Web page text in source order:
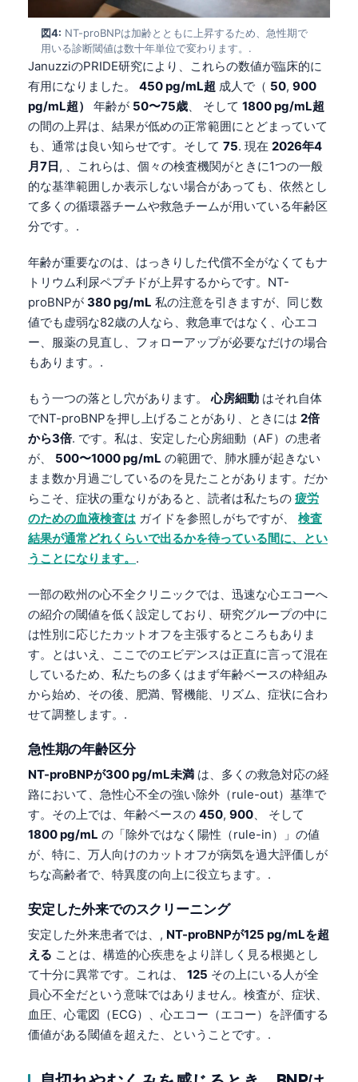
図4: NT-proBNPは加齢とともに上昇するため、急性期で
用いる診断閾値は数十年単位で変わります。.
JanuzziのPRIDE研究により、これらの数値が臨床的に
有用になりました。 450 pg/mL超 成人で（ 50, 900
pg/mL超）
年齢が 50〜75歳、 そして 1800 pg/mL超
の間の上昇は、結果が低めの正常範囲にとどまっていて
も、通常は良い知らせです。そして 75. 現在 2026年4
月7日, 、これらは、個々の検査機関がときに1つの一般
的な基準範囲しか表示しない場合があっても、依然とし
て多くの循環器チームや救急チームが用いている年齢区
分です。.
年齢が重要なのは、はっきりした代償不全がなくてもナ
トリウム利尿ペプチドが上昇するからです。NT-
proBNPが 380 pg/mL 私の注意を引きますが、同じ数
値でも虚弱な82歳の人なら、救急車ではなく、心エコ
ー、服薬の見直し、フォローアップが必要なだけの場合
もあります。.
もう一つの落とし穴があります。心房細動 はそれ自体
でNT-proBNPを押し上げることがあり、ときには 2倍
から3倍. です。私は、安定した心房細動（AF）の患者
が、 500〜1000 pg/mL の範囲で、肺水腫が起きない
まま数か月過ごしているのを見たことがあります。だか
らこそ、症状の重なりがあると、読者は私たちの 疲労
のための血液検査は ガイドを参照しがちですが、 検査
結果が通常どれくらいで出るかを待っている間に、とい
うことになります。 .
一部の欧州の心不全クリニックでは、迅速な心エコーへ
の紹介の閾値を低く設定しており、研究グループの中に
は性別に応じたカットオフを主張するところもありま
す。とはいえ、ここでのエビデンスは正直に言って混在
しているため、私たちの多くはまず年齢ベースの枠組み
から始め、その後、肥満、腎機能、リズム、症状に合わ
せて調整します。.
急性期の年齢区分
NT-proBNPが300 pg/mL未満 は、多くの救急対応の経
路において、急性心不全の強い除外（rule-out）基準で
す。その上では、年齢ベースの 450, 900、 そして
1800 pg/mL の「除外ではなく陽性（rule-in）」の値
が、特に、万人向けのカットオフが病気を過大評価しが
ちな高齢者で、特異度の向上に役立ちます。.
安定した外来でのスクリーニング
安定した外来患者では、, NT-proBNPが125 pg/mLを超
える ことは、構造的心疾患をより詳しく見る根拠とし
て十分に異常です。これは、 125 その上にいる人が全
員心不全だという意味ではありません。検査が、症状、
血圧、心電図（ECG）、心エコー（エコー）を評価する
価値がある閾値を超えた、ということです。.